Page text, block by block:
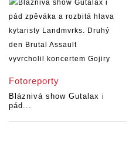
Fotoreporty
Bláznivá show Gutalax i
pád...